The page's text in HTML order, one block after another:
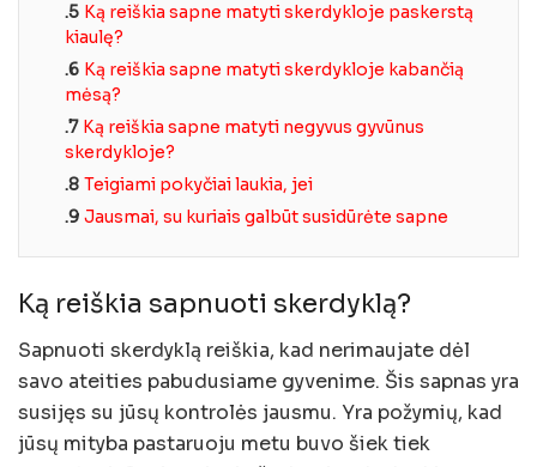
.5 Ką reiškia sapne matyti skerdykloje paskerstą
kiaulę?
.6 Ką reiškia sapne matyti skerdykloje kabančią
mėsą?
.7 Ką reiškia sapne matyti negyvus gyvūnus
skerdykloje?
.8 Teigiami pokyčiai laukia, jei
.9 Jausmai, su kuriais galbūt susidūrėte sapne
Ką reiškia sapnuoti skerdyklą?
Sapnuoti skerdyklą reiškia, kad nerimaujate dėl
savo ateities pabudusiame gyvenime. Šis sapnas yra
susijęs su jūsų kontrolės jausmu. Yra požymių, kad
jūsų mityba pastaruoju metu buvo šiek tiek